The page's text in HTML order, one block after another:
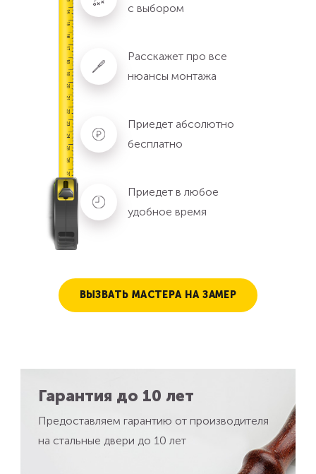
с выбором
Расскажет про все
нюансы монтажа
Приедет абсолютно
бесплатно
Приедет в любое
удобное время
ВЫЗВАТЬ МАСТЕРА НА ЗАМЕР
Гарантия до 10 лет
Предоставляем гарантию от производителя
на стальные двери до 10 лет